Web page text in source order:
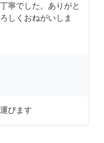
寧でした。ありがと
しくおねがいしま
びます